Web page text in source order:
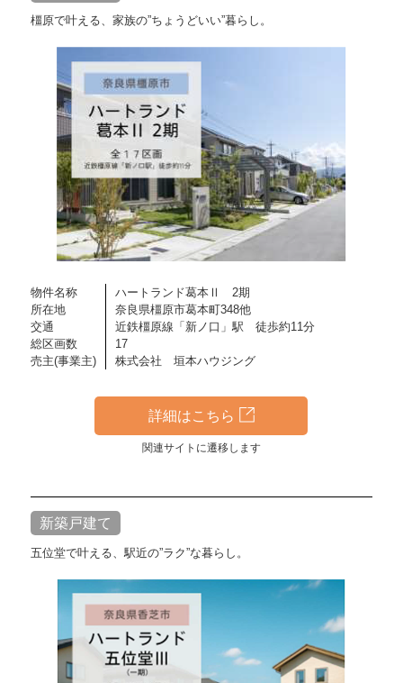
橿原で叶える、家族の”ちょうどいい”暮らし。
物件名称
ハートランド葛本Ⅱ 2期
所在地
奈良県橿原市葛本町348他
交通
近鉄橿原線「新ノ口」駅 徒歩約11分
総区画数
17
売主(事業主)
株式会社 垣本ハウジング
詳細はこちら
関連サイトに遷移します
新築戸建て
五位堂で叶える、駅近の”ラク”な暮らし。